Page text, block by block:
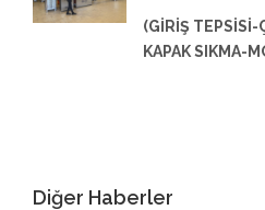
(GİRİŞ TEPSİSİ-
KAPAK SIKMA-
Diğer Haberler